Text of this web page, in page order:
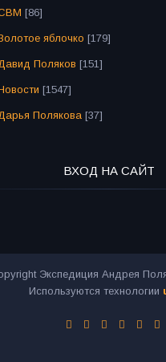
[86]
яблочко [179]
Поляков [151]
[1547]
Полякова [37]
ВХОД НА САЙТ
Экспедиция Андрея
Используются технологии